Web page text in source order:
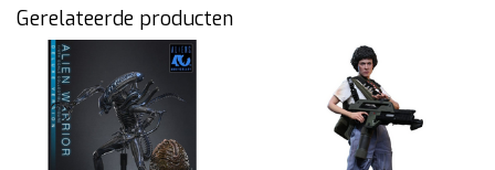
Gerelateerde producten